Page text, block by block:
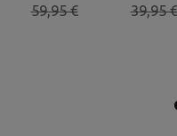
59,95 € 39,95 €